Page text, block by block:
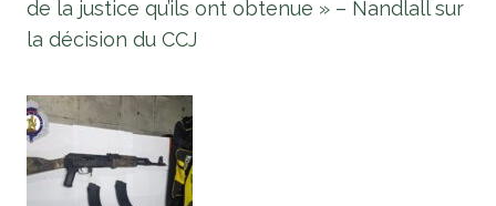
de la justice qu’ils ont obtenue » – Nandlall sur
la décision du CCJ